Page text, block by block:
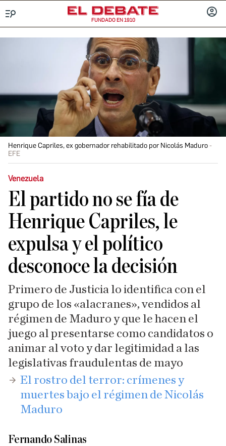
FUNDADO EN 1910
Henrique Capriles, ex gobernador rehabilitado por Nicolás Maduro
EFE
Venezuela
El partido no se fía de
Henrique Capriles, le
expulsa y el político
desconoce la decisión
Primero de Justicia lo identifica con el
grupo de los «alacranes», vendidos al
régimen de Maduro y que le hacen el
juego al presentarse como candidatos o
animar al voto y dar legitimidad a las
legislativas fraudulentas de mayo
​El rostro del terror: crímenes y
muertes bajo el régimen de Nicolás
Maduro
Fernando Salinas